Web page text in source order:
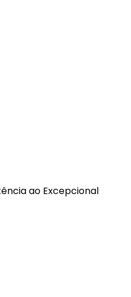
ao Excepcional